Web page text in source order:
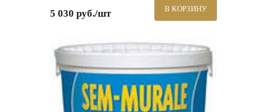
5 030 руб./шт В КОРЗИНУ